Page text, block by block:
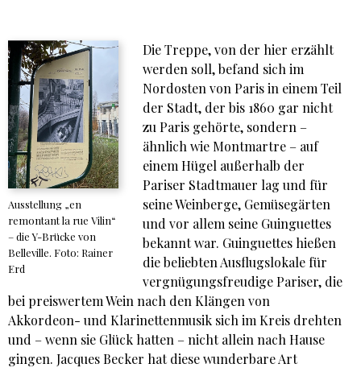
Ausstellung „en
remontant la rue Vilin“
– die Y-Brücke von
Belleville. Foto: Rainer
Erd
Die Treppe, von der hier erzählt
werden soll, befand sich im
Nordosten von Paris in einem Teil
der Stadt, der bis 1860 gar nicht
zu Paris gehörte, sondern –
ähnlich wie Montmartre – auf
einem Hügel außerhalb der
Pariser Stadtmauer lag und für
seine Weinberge, Gemüsegärten
und vor allem seine Guinguettes
bekannt war. Guinguettes hießen
die beliebten Ausflugslokale für
vergnügungsfreudige Pariser, die
bei preiswertem Wein nach den Klängen von
Akkordeon- und Klarinettenmusik sich im Kreis drehten
und – wenn sie Glück hatten – nicht allein nach Hause
gingen. Jacques Becker hat diese wunderbare Art